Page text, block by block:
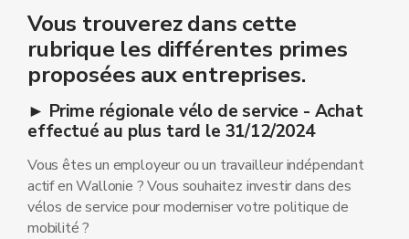
Vous trouverez dans cette
rubrique les différentes primes
proposées aux entreprises.
► Prime régionale vélo de service - Achat
effectué au plus tard le 31/12/2024
Vous êtes un employeur ou un travailleur indépendant
actif en Wallonie ? Vous souhaitez investir dans des
vélos de service pour moderniser votre politique de
mobilité ?